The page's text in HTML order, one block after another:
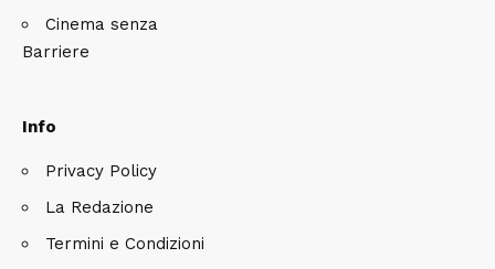
Cinema senza
Barriere
Info
Privacy Policy
La Redazione
Termini e Condizioni